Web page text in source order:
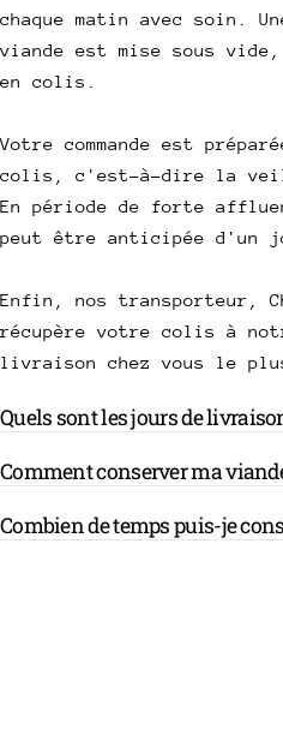
chaque matin avec soin.
viande est mise sous
en colis.
Votre commande est
colis, c'est-à-dire la
En période de forte
peut être anticipée d'un
Enfin, nos transporteur,
récupère votre colis à
livraison chez vous le
Quels sont les jours de
Comment conserver ma
Combien de temps puis-je